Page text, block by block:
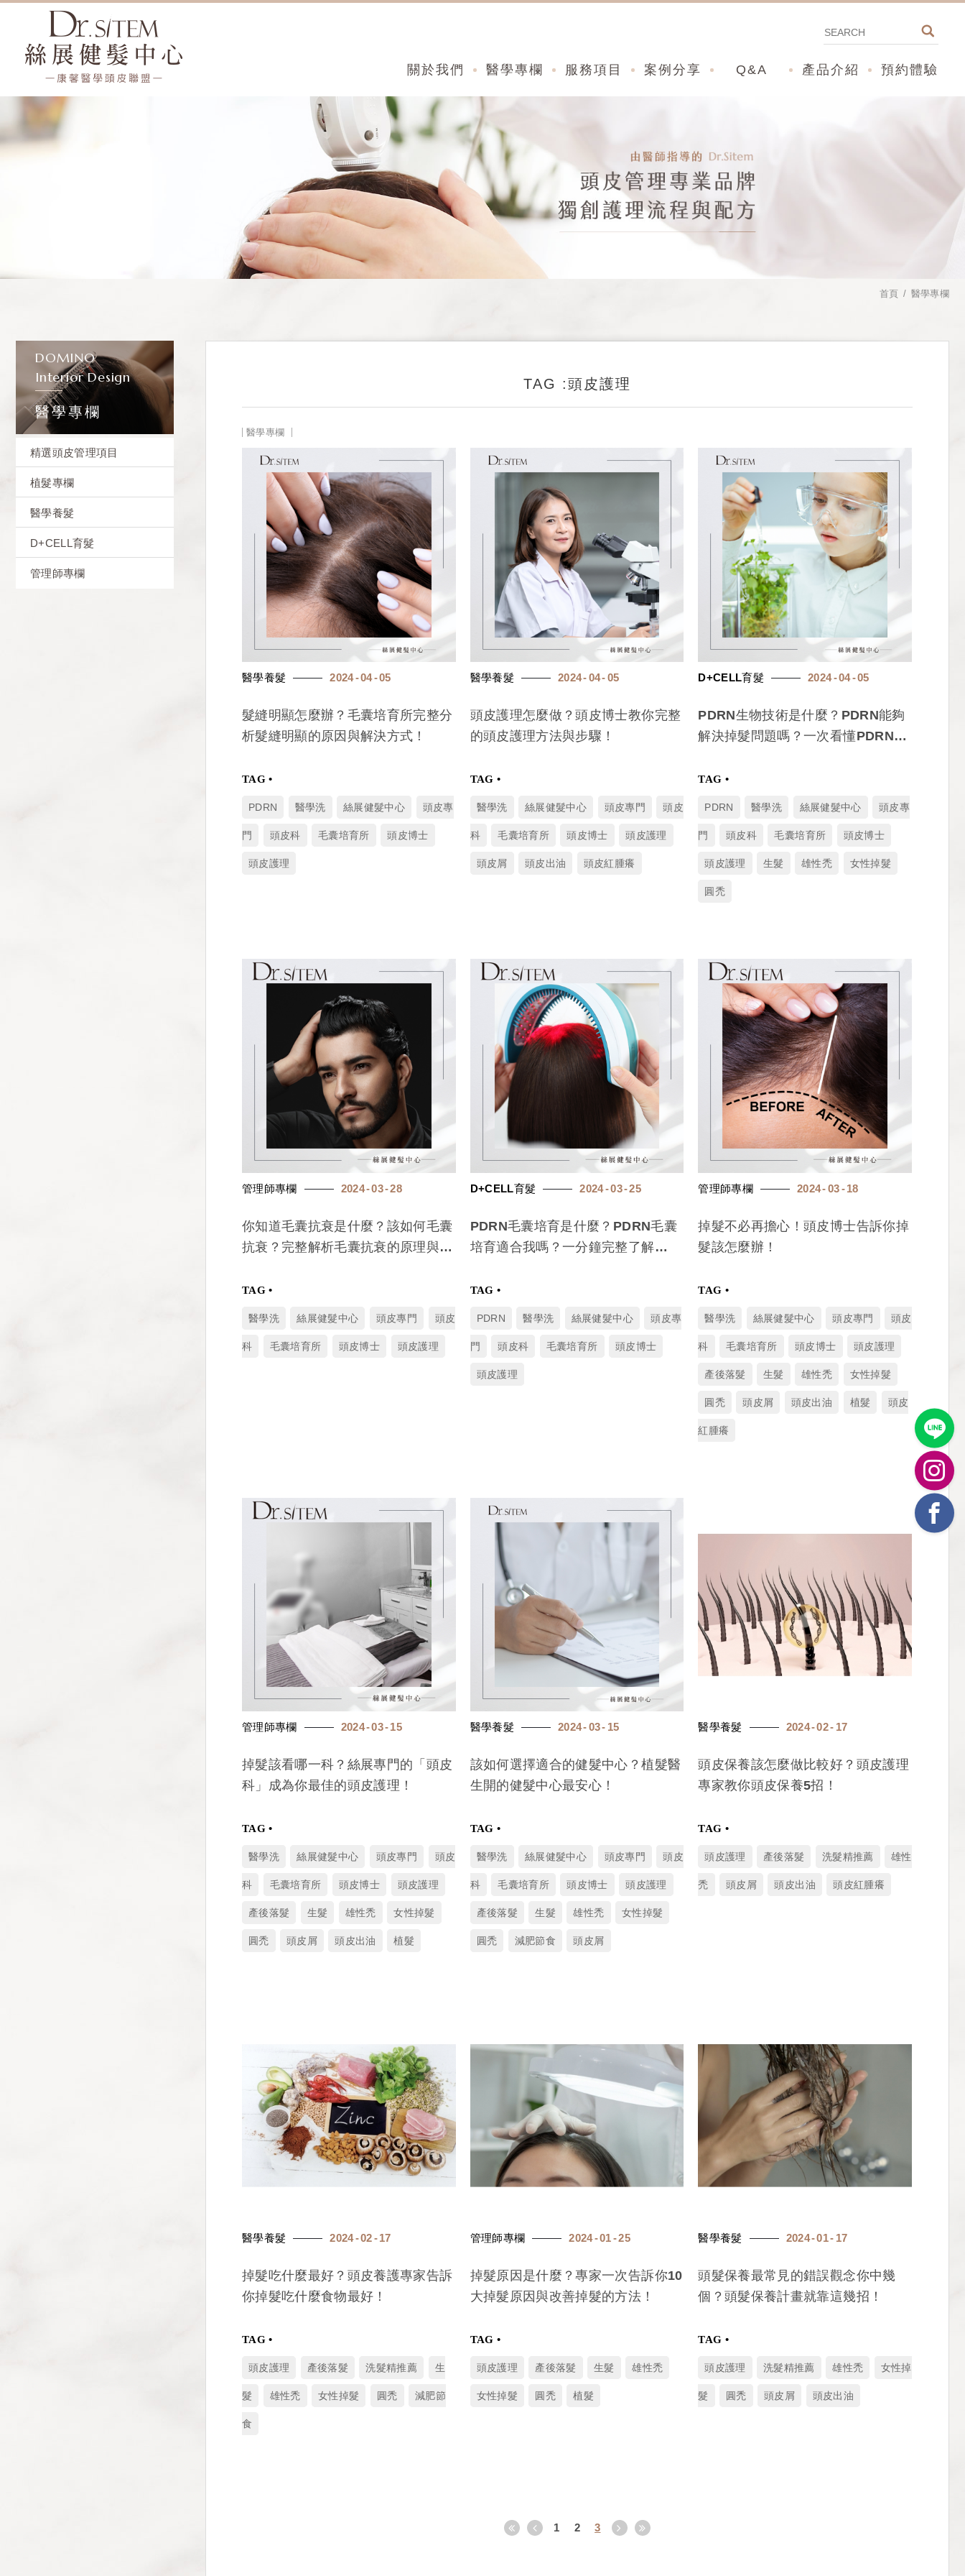
關於我們 醫學專欄 服務項目 案例分享 Q&A 產品介紹 預約體驗
首頁 醫學專欄
DOMINO
Interior Design
醫學專欄
精選頭皮管理項目
植髮專欄
醫學養髮
D+CELL育髮
管理師專欄
TAG :頭皮護理
醫學專欄
醫學養髮 05
04
2024
髮縫明顯怎麼辦？毛囊培育所完整分
析髮縫明顯的原因與解決方式！
PDRN 醫學洗 絲展健髮中心 頭皮專
門 頭皮科 毛囊培育所 頭皮博士
頭皮護理
醫學養髮 05
04
2024
頭皮護理怎麼做？頭皮博士教你完整
的頭皮護理方法與步驟！
醫學洗 絲展健髮中心 頭皮專門 頭皮
科 毛囊培育所 頭皮博士 頭皮護理
頭皮屑 頭皮出油 頭皮紅腫癢
D+CELL育髮 05
04
2024
PDRN生物技術是什麼？PDRN能夠
解決掉髮問題嗎？一次看懂PDRN生
PDRN 醫學洗 絲展健髮中心 頭皮專
門 頭皮科 毛囊培育所 頭皮博士
頭皮護理 生髮 雄性禿 女性掉髮
圓禿
管理師專欄 28
03
2024
你知道毛囊抗衰是什麼？該如何毛囊
抗衰？完整解析毛囊抗衰的原理與方
醫學洗 絲展健髮中心 頭皮專門 頭皮
科 毛囊培育所 頭皮博士 頭皮護理
D+CELL育髮 25
03
2024
PDRN毛囊培育是什麼？PDRN毛囊
培育適合我嗎？一分鐘完整了解
PDRN 醫學洗 絲展健髮中心 頭皮專
門 頭皮科 毛囊培育所 頭皮博士
頭皮護理
管理師專欄 18
03
2024
掉髮不必再擔心！頭皮博士告訴你掉
髮該怎麼辦！
醫學洗 絲展健髮中心 頭皮專門 頭皮
科 毛囊培育所 頭皮博士 頭皮護理
產後落髮 生髮 雄性禿 女性掉髮
圓禿 頭皮屑 頭皮出油 植髮 頭皮
紅腫癢
管理師專欄 15
03
2024
掉髮該看哪一科？絲展專門的「頭皮
科」成為你最佳的頭皮護理！
醫學洗 絲展健髮中心 頭皮專門 頭皮
科 毛囊培育所 頭皮博士 頭皮護理
產後落髮 生髮 雄性禿 女性掉髮
圓禿 頭皮屑 頭皮出油 植髮
醫學養髮 15
03
2024
該如何選擇適合的健髮中心？植髮醫
生開的健髮中心最安心！
醫學洗 絲展健髮中心 頭皮專門 頭皮
科 毛囊培育所 頭皮博士 頭皮護理
產後落髮 生髮 雄性禿 女性掉髮
圓禿 減肥節食 頭皮屑
醫學養髮 17
02
2024
頭皮保養該怎麼做比較好？頭皮護理
專家教你頭皮保養5招！
頭皮護理 產後落髮 洗髮精推薦 雄性
禿 頭皮屑 頭皮出油 頭皮紅腫癢
醫學養髮 17
02
2024
掉髮吃什麼最好？頭皮養護專家告訴
你掉髮吃什麼食物最好！
頭皮護理 產後落髮 洗髮精推薦 生
髮 雄性禿 女性掉髮 圓禿 減肥節
食
管理師專欄 25
01
2024
掉髮原因是什麼？專家一次告訴你10
大掉髮原因與改善掉髮的方法！
頭皮護理 產後落髮 生髮 雄性禿
女性掉髮 圓禿 植髮
醫學養髮 17
01
2024
頭髮保養最常見的錯誤觀念你中幾
個？頭髮保養計畫就靠這幾招！
頭皮護理 洗髮精推薦 雄性禿 女性掉
髮 圓禿 頭皮屑 頭皮出油
1 2 3